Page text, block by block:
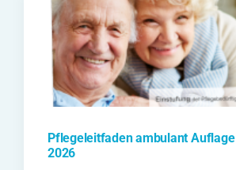
Pflegeleitfaden ambulant Auflage
2026